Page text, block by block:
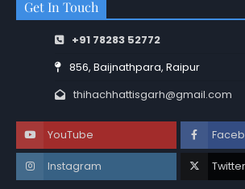
Get In Touch
+91 78283 52772
856, Baijnathpara, Raipur
thihachhattisgarh@gmail.com
YouTube
Instagram Twitter